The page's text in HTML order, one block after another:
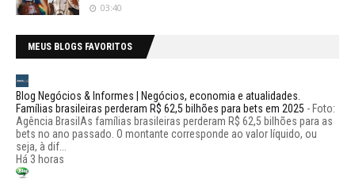
03:40
MEUS BLOGS FAVORITOS
Blog Negócios & Informes | Negócios, economia e atualidades.
Famílias brasileiras perderam R$ 62,5 bilhões para bets em 2025 - Foto:
Agência BrasilAs famílias brasileiras perderam R$ 62,5 bilhões para as
bets no ano passado. O montante corresponde ao valor líquido, ou
seja, à dif...
Há 3 horas